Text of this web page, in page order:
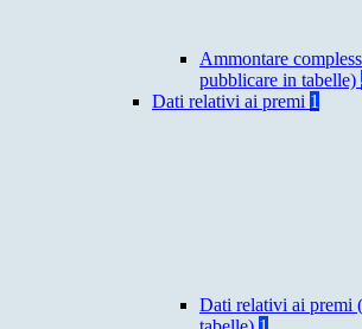
Ammontare
pubblicare in tabelle)
Dati relativi ai premi 1
Dati relativi ai premi